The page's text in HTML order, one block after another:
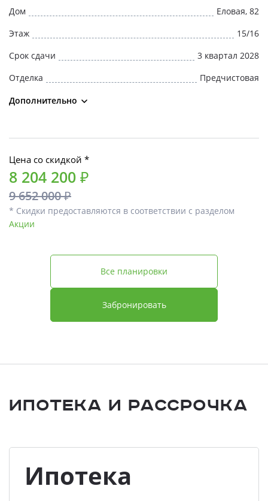
Дом
Еловая, 82
Этаж
15/16
Срок сдачи
3 квартал 2028
Отделка
Предчистовая
Дополнительно
Цена со скидкой *
8 204 200 ₽
9 652 000 ₽
* Скидки предоставляются в соответствии с разделом
Акции
Забронировать
Все планировки
Ипотека и Рассрочка
Ипотека